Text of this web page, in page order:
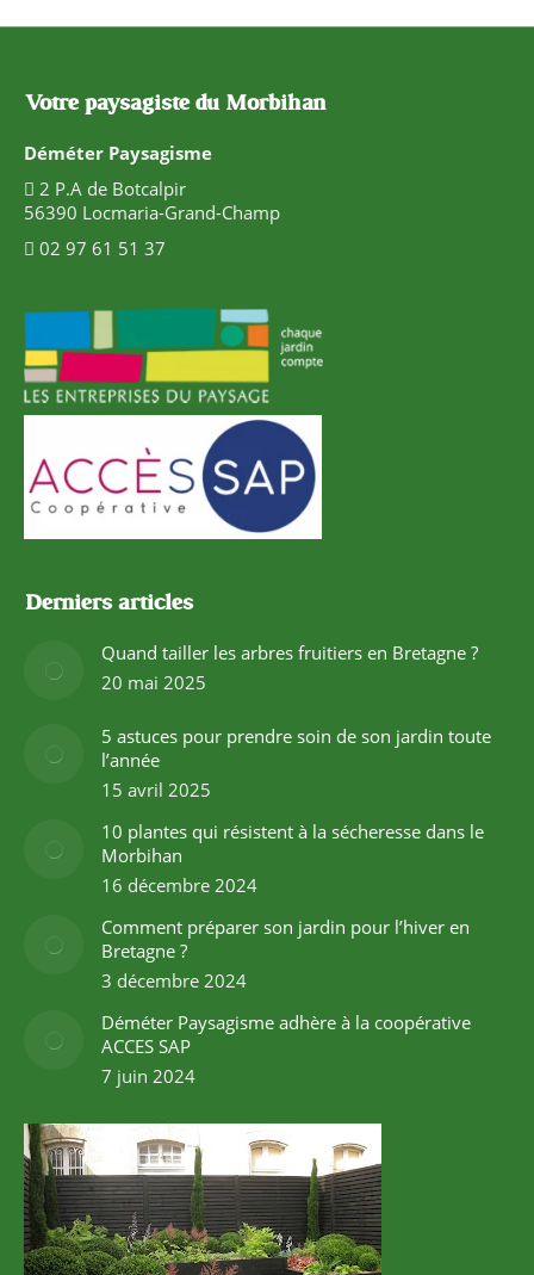
Votre paysagiste du Morbihan
Déméter Paysagisme
2 P.A de Botcalpir
56390 Locmaria-Grand-Champ
02 97 61 51 37
Derniers articles
Quand tailler les arbres fruitiers en Bretagne ?
20 mai 2025
5 astuces pour prendre soin de son jardin toute
l’année
15 avril 2025
10 plantes qui résistent à la sécheresse dans le
Morbihan
16 décembre 2024
Comment préparer son jardin pour l’hiver en
Bretagne ?
3 décembre 2024
Déméter Paysagisme adhère à la coopérative
ACCES SAP
7 juin 2024